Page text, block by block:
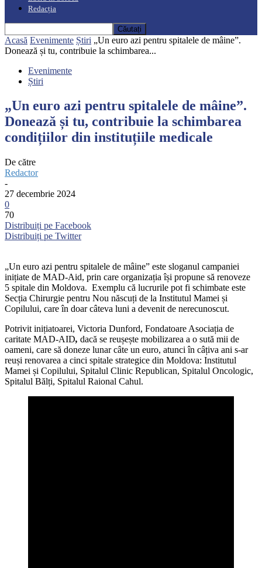
Redacția
Acasă Evenimente Știri „Un euro azi pentru spitalele de mâine”.
Donează și tu, contribuie la schimbarea...
Evenimente
Știri
„Un euro azi pentru spitalele de mâine”.
Donează și tu, contribuie la schimbarea
condițiilor din instituțiile medicale
De către
Redactor
-
27 decembrie 2024
0
70
Distribuiți pe Facebook
Distribuiți pe Twitter
„Un euro azi pentru spitalele de mâine” este sloganul campaniei
inițiate de MAD-Aid, prin care organizația își propune să renoveze
5 spitale din Moldova. Exemplu că lucrurile pot fi schimbate este
Secția Chirurgie pentru Nou născuți de la Institutul Mamei și
Copilului, care în doar câteva luni a devenit de nerecunoscut.
Potrivit inițiatoarei, Victoria Dunford, Fondatoare Asociația de
caritate MAD-AID, dacă se reușește mobilizarea a o sută mii de
oameni, care să doneze lunar câte un euro, atunci în câțiva ani s-ar
reuși renovarea a cinci spitale strategice din Moldova: Institutul
Mamei și Copilului, Spitalul Clinic Republican, Spitalul Oncologic,
Spitalul Bălți, Spitalul Raional Cahul.